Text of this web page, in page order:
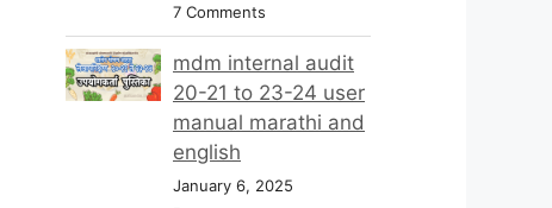
7 Comments
mdm internal audit
20-21 to 23-24 user
manual marathi and
english
January 6, 2025